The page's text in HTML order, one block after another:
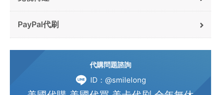
PayPal代刷
代購問題諮詢
ID：@smilelong